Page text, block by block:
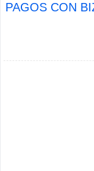
PAGOS CON